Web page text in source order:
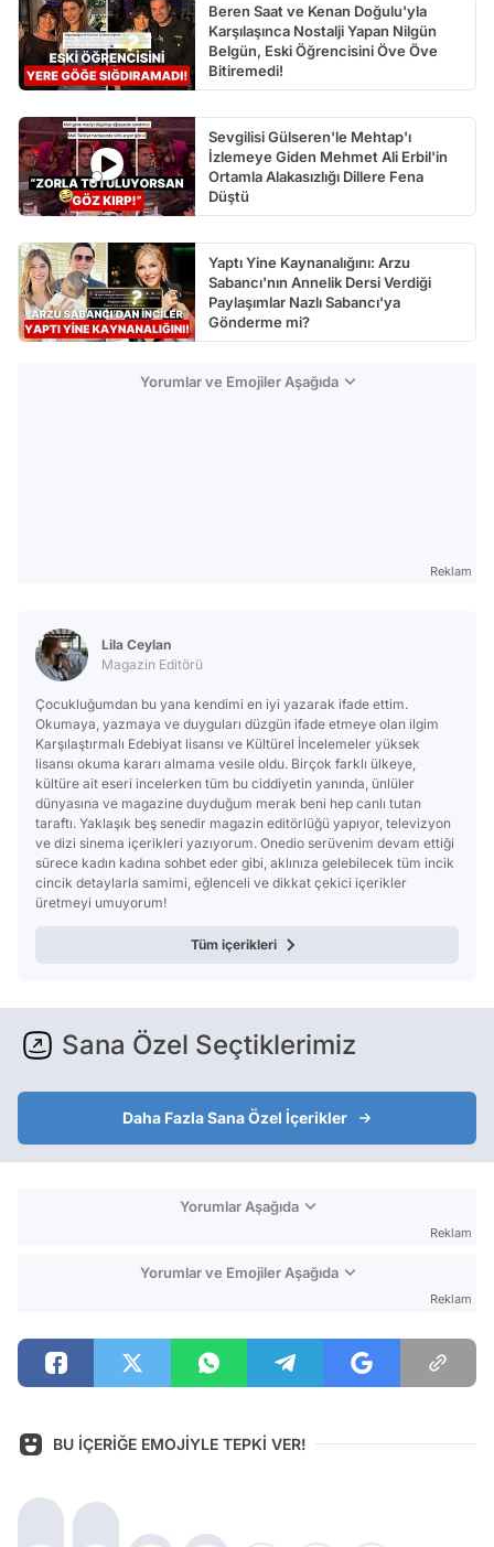
Beren Saat ve Kenan Doğulu'yla
Karşılaşınca Nostalji Yapan Nilgün
Belgün, Eski Öğrencisini Öve Öve
Bitiremedi!
Sevgilisi Gülseren'le Mehtap'ı
İzlemeye Giden Mehmet Ali Erbil'in
Ortamla Alakasızlığı Dillere Fena
Düştü
Yaptı Yine Kaynanalığını: Arzu
Sabancı'nın Annelik Dersi Verdiği
Paylaşımlar Nazlı Sabancı'ya
Gönderme mi?
Yorumlar ve Emojiler Aşağıda
Reklam
Lila Ceylan
Magazin Editörü
Çocukluğumdan bu yana kendimi en iyi yazarak ifade ettim.
Okumaya, yazmaya ve duyguları düzgün ifade etmeye olan ilgim
Karşılaştırmalı Edebiyat lisansı ve Kültürel İncelemeler yüksek
lisansı okuma kararı almama vesile oldu. Birçok farklı ülkeye,
kültüre ait eseri incelerken tüm bu ciddiyetin yanında, ünlüler
dünyasına ve magazine duyduğum merak beni hep canlı tutan
taraftı. Yaklaşık beş senedir magazin editörlüğü yapıyor, televizyon
ve dizi sinema içerikleri yazıyorum. Onedio serüvenim devam ettiği
sürece kadın kadına sohbet eder gibi, aklınıza gelebilecek tüm incik
cincik detaylarla samimi, eğlenceli ve dikkat çekici içerikler
üretmeyi umuyorum!
Tüm içerikleri
Sana Özel Seçtiklerimiz
Daha Fazla Sana Özel İçerikler
Yorumlar Aşağıda
Reklam
Yorumlar ve Emojiler Aşağıda
Reklam
BU İÇERİĞE EMOJİYLE TEPKİ VER!